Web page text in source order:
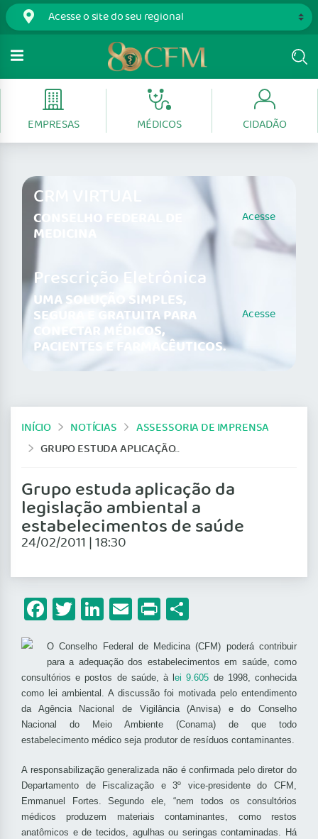
EMPRESAS MÉDICOS CIDADÃO
CRM VIRTUAL
CONSELHO FEDERAL DE
MEDICINA
Acesse
Prescrição Eletrônica
UMA SOLUÇÃO SIMPLES,
SEGURA E GRATUITA PARA
CONECTAR MÉDICOS,
PACIENTES E FARMACÊUTICOS.
Acesse
INÍCIO NOTÍCIAS
ASSESSORIA DE IMPRENSA
GRUPO ESTUDA APLICAÇÃO DA LEGISLAÇÃO AMBIENTAL A ESTABELECIMENTOS DE SAÚDE
Grupo estuda aplicação da
legislação ambiental a
estabelecimentos de saúde
24/02/2011 | 18:30
Facebook
Twitter
LinkedIn
Email
Print
O Conselho Federal de Medicina (CFM) poderá contribuir
para a adequação dos estabelecimentos em saúde, como
consultórios e postos de saúde, à lei 9.605 de 1998, conhecida
como lei ambiental. A discussão foi motivada pelo entendimento
da Agência Nacional de Vigilância (Anvisa) e do Conselho
Nacional do Meio Ambiente (Conama) de que todo
estabelecimento médico seja produtor de resíduos contaminantes.
A responsabilização generalizada não é confirmada pelo diretor do
Departamento de Fiscalização e 3º vice-presidente do CFM,
Emmanuel Fortes. Segundo ele, “nem todos os consultórios
médicos produzem materiais contaminantes, como restos
anatômicos e de tecidos, agulhas ou seringas contaminadas. Há